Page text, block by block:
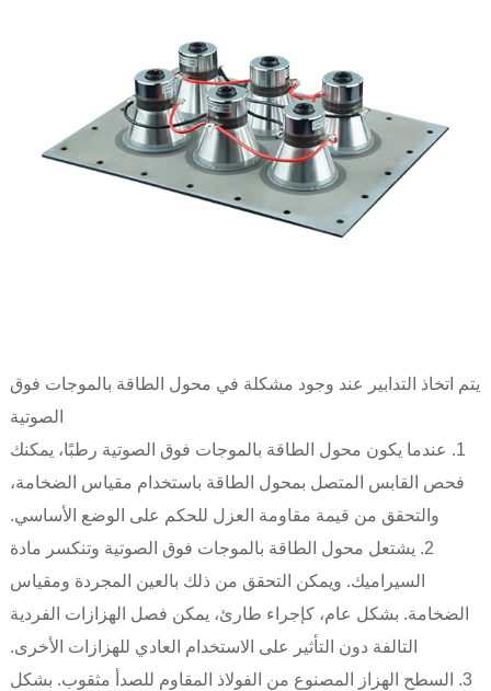
يتم اتخاذ التدابير عند وجود مشكلة في محول الطاقة بالموجات فوق
الصوتية
1. عندما يكون محول الطاقة بالموجات فوق الصوتية رطبًا، يمكنك
فحص القابس المتصل بمحول الطاقة باستخدام مقياس الضخامة،
والتحقق من قيمة مقاومة العزل للحكم على الوضع الأساسي.
2. يشتعل محول الطاقة بالموجات فوق الصوتية وتنكسر مادة
السيراميك. ويمكن التحقق من ذلك بالعين المجردة ومقياس
الضخامة. بشكل عام، كإجراء طارئ، يمكن فصل الهزازات الفردية
التالفة دون التأثير على الاستخدام العادي للهزازات الأخرى.
3. السطح الهزاز المصنوع من الفولاذ المقاوم للصدأ مثقوب. بشكل